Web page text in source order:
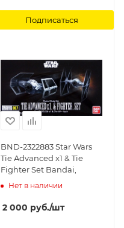
Подписаться
BND-2322883 Star Wars
Tie Advanced x1 & Tie
Fighter Set Bandai,
Нет в наличии
2 000 руб./шт